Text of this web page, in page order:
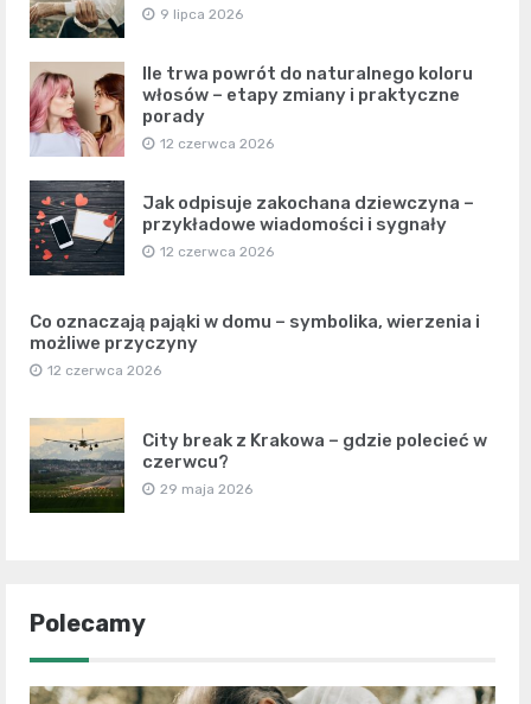
9 lipca 2026
Ile trwa powrót do naturalnego koloru
włosów – etapy zmiany i praktyczne
porady
12 czerwca 2026
Jak odpisuje zakochana dziewczyna –
przykładowe wiadomości i sygnały
12 czerwca 2026
Co oznaczają pająki w domu – symbolika, wierzenia i
możliwe przyczyny
12 czerwca 2026
City break z Krakowa – gdzie polecieć w
czerwcu?
29 maja 2026
Polecamy